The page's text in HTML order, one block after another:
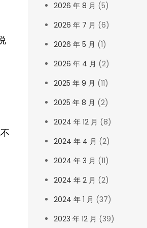
2026 年 8 月 (5)
2026 年 7 月 (6)
2026 年 5 月 (1)
2026 年 4 月 (2)
2025 年 9 月 (11)
2025 年 8 月 (2)
2024 年 12 月 (8)
2024 年 4 月 (2)
2024 年 3 月 (11)
2024 年 2 月 (2)
2024 年 1 月 (37)
2023 年 12 月 (39)